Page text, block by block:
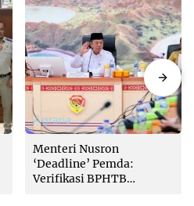
Agraria
Menteri Nusron
‘Deadline’ Pemda:
Verifikasi BPHTB